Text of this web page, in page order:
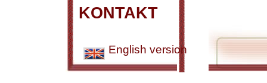
KONTAKT
English version